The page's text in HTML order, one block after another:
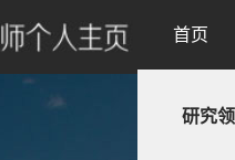
首页
研究